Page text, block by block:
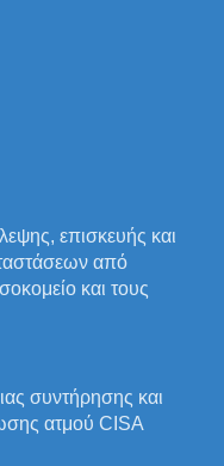
επισκευής και
από
και τους
συντήρησης και
ατμού CISA